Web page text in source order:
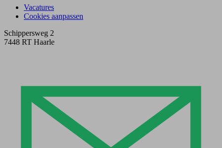
Vacatures
Cookies aanpassen
Schippersweg 2
7448 RT Haarle